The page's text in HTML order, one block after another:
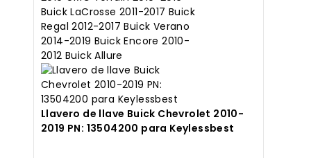
Llavero de llave Buick Chevrolet 2010-
2019 PN: 13504200 para Keylessbest